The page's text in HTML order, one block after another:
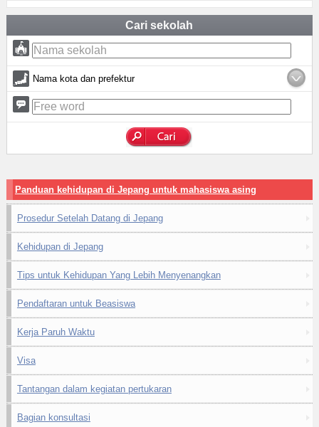
Cari sekolah
Nama kota dan prefektur
Panduan kehidupan di Jepang untuk mahasiswa asing
Prosedur Setelah Datang di Jepang
Kehidupan di Jepang
Tips untuk Kehidupan Yang Lebih Menyenangkan
Pendaftaran untuk Beasiswa
Kerja Paruh Waktu
Visa
Tantangan dalam kegiatan pertukaran
Bagian konsultasi